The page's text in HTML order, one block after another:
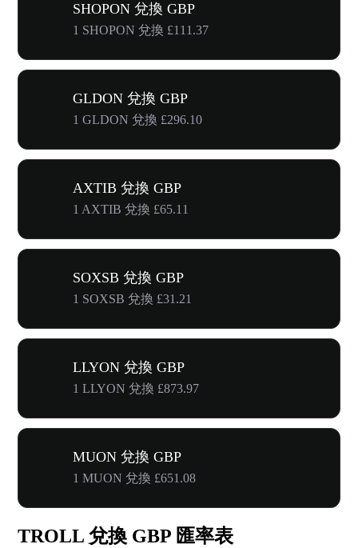
SHOPON 兌換 GBP
1 SHOPON 兌換 £111.37
GLDON 兌換 GBP
1 GLDON 兌換 £296.10
AXTIB 兌換 GBP
1 AXTIB 兌換 £65.11
SOXSB 兌換 GBP
1 SOXSB 兌換 £31.21
LLYON 兌換 GBP
1 LLYON 兌換 £873.97
MUON 兌換 GBP
1 MUON 兌換 £651.08
TROLL 兌換 GBP 匯率表